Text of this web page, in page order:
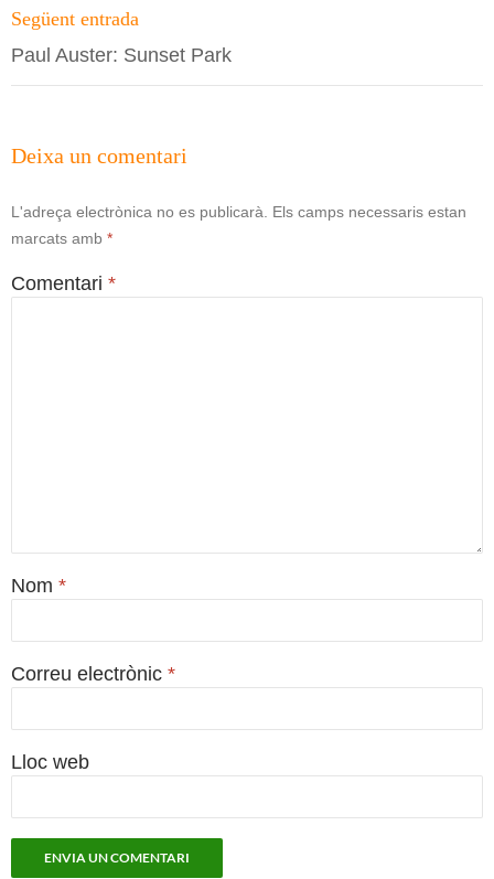
entrades
Següent entrada
Paul Auster: Sunset Park
Deixa un comentari
L'adreça electrònica no es publicarà. Els camps necessaris estan
marcats amb *
Comentari *
Nom *
Correu electrònic *
Lloc web